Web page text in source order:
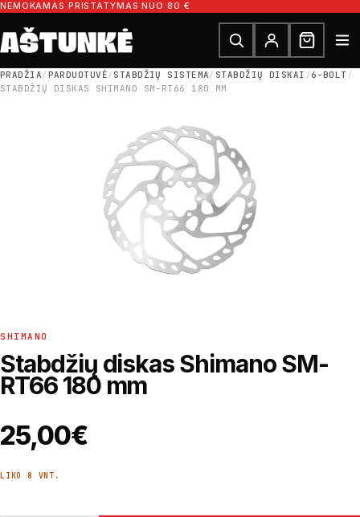
Pereiti prie turinio
NEMOKAMAS PRISTATYMAS NUO 80 €
Ieškoti dalių
Ieškoti
PRADŽIA/PARDUOTUVĖ/STABDŽIŲ SISTEMA/ STABDŽIŲ DISKAI /6-BOLT /
STABDŽIŲ DISKAS SHIMANO SM-RT66 180 MM
SHIMANO
Stabdžių diskas Shimano SM-
RT66 180 mm
25,00€
LIKO 8 VNT.